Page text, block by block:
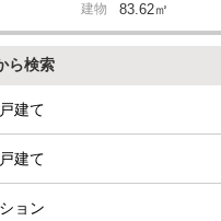
建物 83.62㎡
ら検索
建て
建て
ョン